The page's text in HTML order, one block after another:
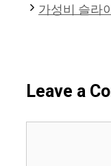
가성비 슬라
Leave a